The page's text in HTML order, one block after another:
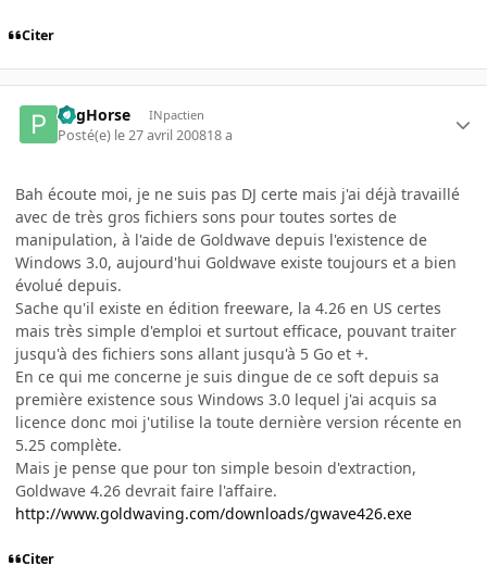
Citer
PegHorse INpactien
Posté(e) le 27 avril 200818 a
Bah écoute moi, je ne suis pas DJ certe mais j'ai déjà travaillé
avec de très gros fichiers sons pour toutes sortes de
manipulation, à l'aide de Goldwave depuis l'existence de
Windows 3.0, aujourd'hui Goldwave existe toujours et a bien
évolué depuis.
Sache qu'il existe en édition freeware, la 4.26 en US certes
mais très simple d'emploi et surtout efficace, pouvant traiter
jusqu'à des fichiers sons allant jusqu'à 5 Go et +.
En ce qui me concerne je suis dingue de ce soft depuis sa
première existence sous Windows 3.0 lequel j'ai acquis sa
licence donc moi j'utilise la toute dernière version récente en
5.25 complète.
Mais je pense que pour ton simple besoin d'extraction,
Goldwave 4.26 devrait faire l'affaire.
http://www.goldwaving.com/downloads/gwave426.exe
Citer